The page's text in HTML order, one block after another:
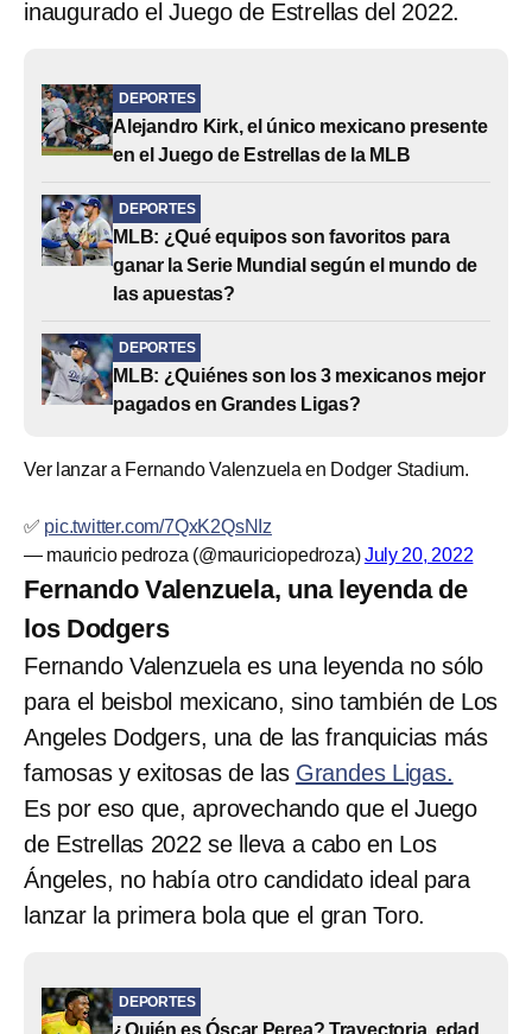
inaugurado el Juego de Estrellas del 2022.
DEPORTES
Alejandro Kirk, el único mexicano presente
en el Juego de Estrellas de la MLB
DEPORTES
MLB: ¿Qué equipos son favoritos para
ganar la Serie Mundial según el mundo de
las apuestas?
DEPORTES
MLB: ¿Quiénes son los 3 mexicanos mejor
pagados en Grandes Ligas?
Ver lanzar a Fernando Valenzuela en Dodger Stadium.
✅ pic.twitter.com/7QxK2QsNIz
— mauricio pedroza (@mauriciopedroza)July 20, 2022
Fernando Valenzuela, una leyenda de
los Dodgers
Fernando Valenzuela es una leyenda no sólo
para el beisbol mexicano, sino también de Los
Angeles Dodgers, una de las franquicias más
famosas y exitosas de las Grandes Ligas.
Es por eso que, aprovechando que el Juego
de Estrellas 2022 se lleva a cabo en Los
Ángeles, no había otro candidato ideal para
lanzar la primera bola que el gran Toro.
DEPORTES
¿Quién es Óscar Perea? Trayectoria, edad